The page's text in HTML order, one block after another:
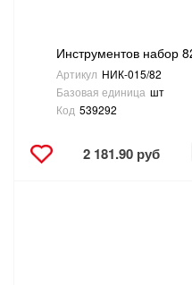
Инструментов набор
Артикул НИК-015/82
Базовая единица шт
Код 539292
2 181.90 руб